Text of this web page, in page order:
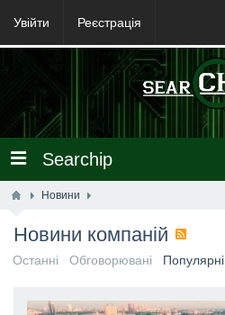
Увійти Реєстрація
Searchip
Новини
Новини компаній
Останні Обговорювані Популярні